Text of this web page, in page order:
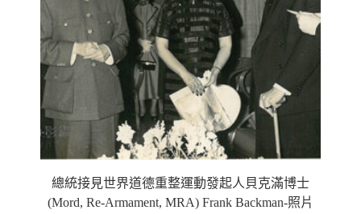
總統接見世界道德重整運動發起人貝克滿博士
(Mord, Re-Armament, MRA) Frank Backman-照片